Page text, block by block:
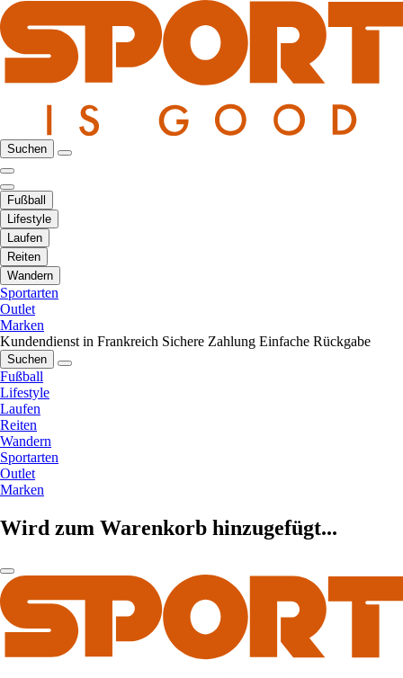
Suchen
Fußball
Lifestyle
Laufen
Reiten
Wandern
Sportarten
Outlet
Marken
Kundendienst in Frankreich Sichere Zahlung Einfache Rückgabe
Suchen
Fußball
Lifestyle
Laufen
Reiten
Wandern
Sportarten
Outlet
Marken
Wird zum Warenkorb hinzugefügt...